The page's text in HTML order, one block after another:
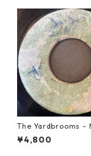
The Yardbrooms -
e【7-21922】
¥4,800